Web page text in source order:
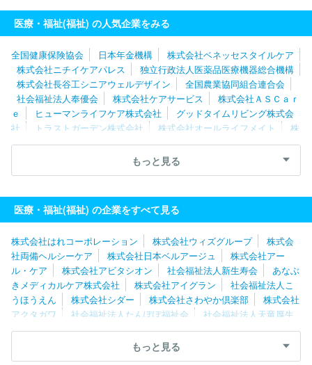
医療・福祉(福祉) の人気企業をみる
全国健康保険協会 日本年金機構
株式会社ベネッセスタイルケア
株式会社ニチイケアパレス
独立行政法人医薬品医療機器総合機構
株式会社長谷工シニアウェルデザイン
全国農業協同組合連合会
社会福祉法人奉優会
株式会社ケアサービス
株式会社ＡＳＣａｒ
ｅ
ヒューマンライフケア株式会社
グッドタイムリビング株式会
社
トラストガーデン株式会社 株式会社オールライフメイト
株
式会社ヒューマンテック
株式会社シダー
株式会社ＲＡＲＥＣＲ
株式会社アイグラン
株式会社オン・
ザ・プラネット
両備ヘルシーケア
株式会社はれコーポレーション
株式会社やさ
しい手
株式会社やまねメディカル
株式会社日本デイケアセンタ
もっと見る
医療・福祉(福祉) の企業をすべて見る
株式会社はれコーポレーション 株式会社ウィズグループ
株式会
社両備ヘルシーケア
株式会社日本ベルアージュ
株式会社アー
ル・ケア
株式会社アビタシオン 社会福祉法人新生寿会
あなぶ
きメディカルケア株式会社
株式会社アイグラン
社会福祉法人こ
うほうえん
株式会社シダー 株式会社さわやか倶楽部
株式会社
アクタガワ
社会福祉法人たんぽぽ福祉会
社会福祉法人天竜厚生
会
株式会社ケア２１ ロングライフホールディング株式会社
社
医療法人豊岡会
社会福祉法人知多学
園
もっと見る